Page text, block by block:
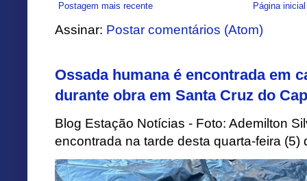
Postagem mais recente Página inicial
Assinar: Postar comentários (Atom)
Ossada humana é encontrada em
durante obra em Santa Cruz do
Blog Estação Notícias - Foto: Ademilton
encontrada na tarde desta quarta-feira (5)